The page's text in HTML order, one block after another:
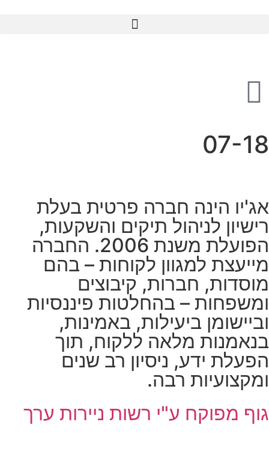
07-18
אג'יו הינה חברה פרטית בעלת
רישיון לניהול תיקים והשקעות,
הפועלת משנת 2006. החברה
מייעצת למגוון לקוחות – בהם
מוסדות, חברות, קיבוצים
ומשפחות – בהחלטות פיננסיות
וביישומן ביעילות, באמינות,
בנאמנות מלאה ללקוח, תוך
הפעלת ידע, ניסיון רב שנים
ומקצועיות רבה.
גוף מפוקח ע"י רשות ניירות ערך